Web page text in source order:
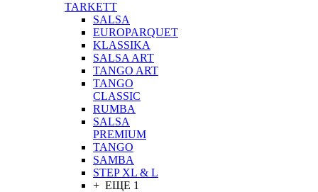
TARKETT
SALSA
EUROPARQUET
KLASSIKA
SALSA ART
TANGO ART
TANGO
CLASSIC
RUMBA
SALSA
PREMIUM
TANGO
SAMBA
STEP XL & L
+ ЕЩЕ 1